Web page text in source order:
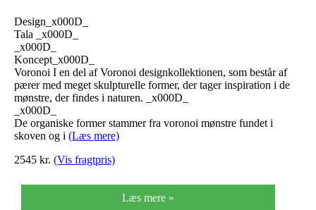
Design_x000D_
Tala _x000D_
_x000D_
Koncept_x000D_
Voronoi I en del af Voronoi designkollektionen, som består af
pærer med meget skulpturelle former, der tager inspiration i de
mønstre, der findes i naturen. _x000D_
_x000D_
De organiske former stammer fra voronoi mønstre fundet i
skoven og i (Læs mere)
2545 kr. (Vis fragtpris)
Læs mere »